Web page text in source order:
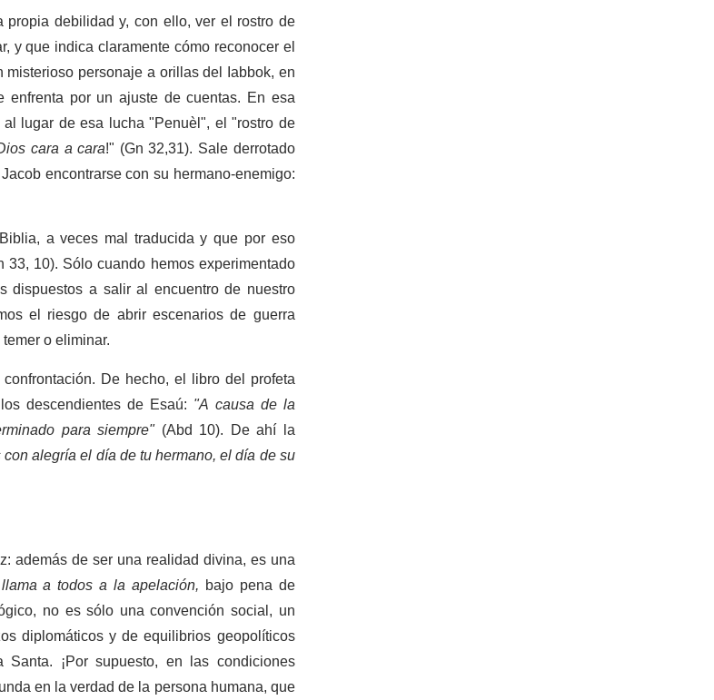
debilidad y, con ello, ver el rostro de
y que indica claramente cómo reconocer el
personaje a orillas del Iabbok, en
por un ajuste de cuentas. En esa
lugar de esa lucha "Penuèl", el "rostro de
cara a cara!" (Gn 32,31). Sale derrotado
encontrarse con su hermano-enemigo:
a veces mal traducida y que por eso
10). Sólo cuando hemos experimentado
dispuestos a salir al encuentro de nuestro
el riesgo de abrir escenarios de guerra
o eliminar.
De hecho, el libro del profeta
descendientes de Esaú: "A causa de la
para siempre"(Abd 10). De ahí la
alegría el día de tu hermano, el día de su
además de ser una realidad divina, es una
a todos a la apelación, bajo pena de
no es sólo una convención social, un
diplomáticos y de equilibrios geopolíticos
¡Por supuesto, en las condiciones
en la verdad de la persona humana, que